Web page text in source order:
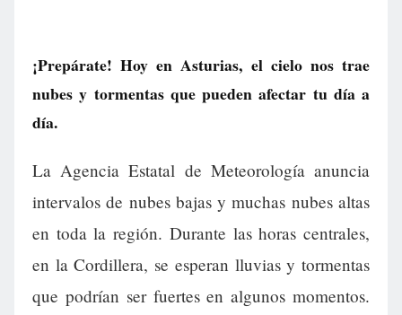
¡Prepárate! Hoy en Asturias, el cielo nos trae
nubes y tormentas que pueden afectar tu día a
día.
La Agencia Estatal de Meteorología anuncia
intervalos de nubes bajas y muchas nubes altas
en toda la región. Durante las horas centrales,
en la Cordillera, se esperan lluvias y tormentas
que podrían ser fuertes en algunos momentos.